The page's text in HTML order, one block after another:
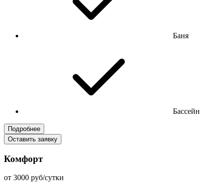
Баня
Бассейн
Подробнее
Оставить заявку
Комфорт
от 3000 руб/сутки